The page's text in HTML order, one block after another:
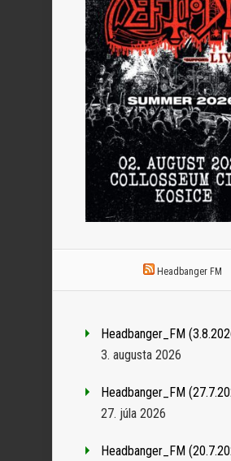
Headbanger FM
Headbanger_FM
3. augusta 2026
Headbanger_FM
27. júla 2026
Headbanger_FM